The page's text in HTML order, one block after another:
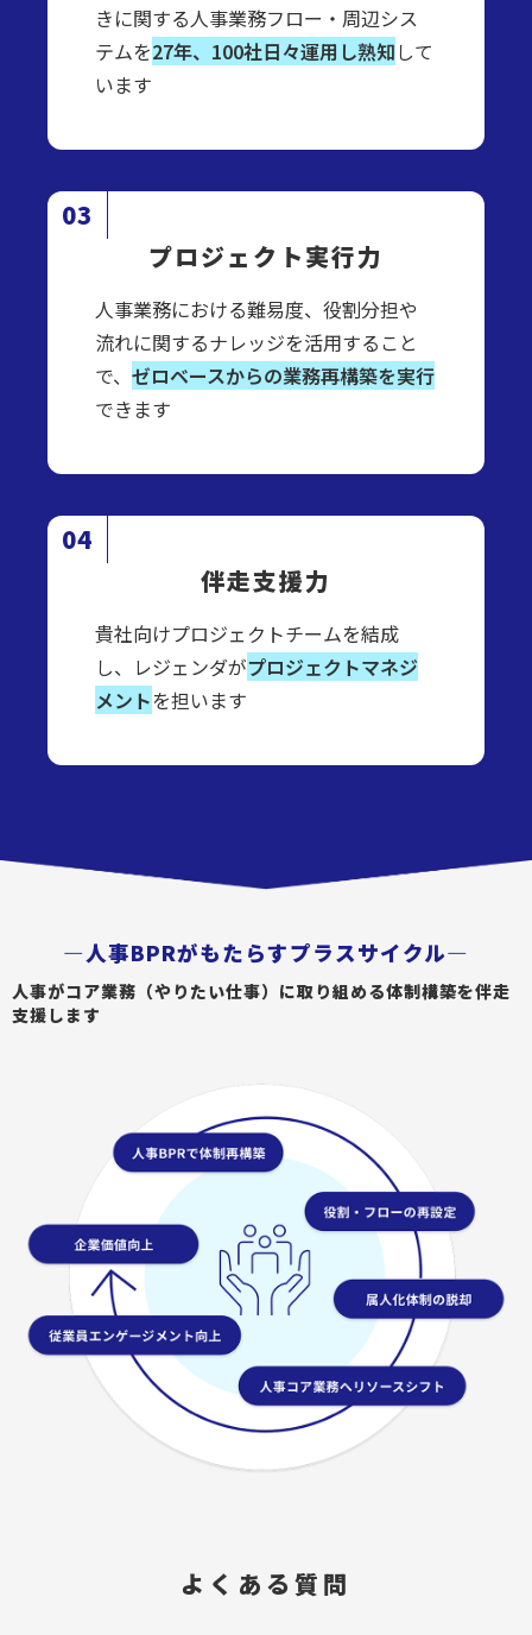
きに関する人事業務フロー・周辺シス
テムを27年、100社日々運用し熟知して
います
プロジェクト実行力
人事業務における難易度、役割分担や
流れに関するナレッジを活用すること
で、ゼロベースからの業務再構築を実行
できます
伴走支援力
貴社向けプロジェクトチームを結成
し、レジェンダがプロジェクトマネジ
メントを担います
―人事BPRがもたらすプラスサイクル―
人事がコア業務（やりたい仕事）に取り組める体制構築を伴走
支援します
よくある質問